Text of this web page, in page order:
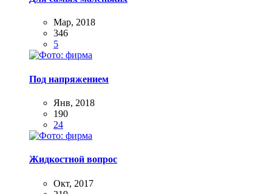
Мар, 2018
346
5
Под напряжением
Янв, 2018
190
24
Жидкостной вопрос
Окт, 2017